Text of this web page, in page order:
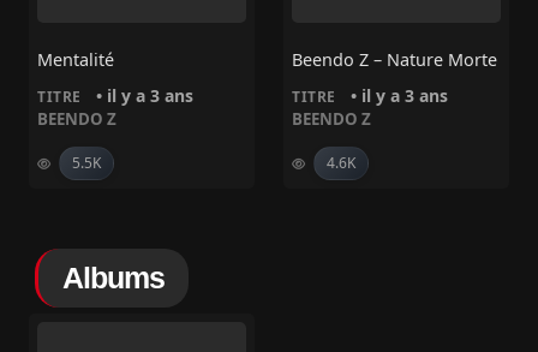
Mentalité
TITRE • il y a 3 ans
BEENDO Z
5.5K
Beendo Z – Nature Morte
TITRE • il y a 3 ans
BEENDO Z
4.6K
Albums